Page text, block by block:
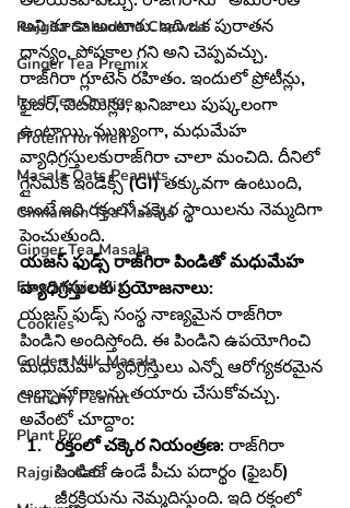
Rajgira Sabudana Chewda
Ginger Tea Premix
Iced Tea Orange
Protein for Men
Masala Oats Peanuts
Cinnamon Tea Masala
Ginger Tea Masala
Flax Magic Mix
Cookies
Golden Milk Masala
Crunchy Peanut
Plant Pro
Rajgira Aata
అని కూడా అంటారు. ఇది ఒక పురాతన
ధాన్యం. పోషకాల గని అని చెప్పవచ్చు.
రాజ్‌గిరా గ్లూటెన్ రహితం. ఇందులో ప్రోటీన్లు,
ఫైబర్, విటమిన్లు, ఖనిజాలు పుష్కలంగా
ఉంటాయి. ముఖ్యంగా, మధుమేహ
వ్యాధిగ్రస్తులకురాజ్‌గిరా చాలా మంచిది. దీనిలో
గ్లైసెమిక్ ఇండెక్స్ (GI) తక్కువగా ఉంటుంది,
అంటే ఇది రక్తంలో చక్కెర స్థాయిలను నెమ్మదిగా
పెంచుతుంది.
యజస్ ఫుడ్స్ రాజ్‌గిరా పిండితో మధుమేహ
వ్యాధిగ్రస్తులకు ప్రయోజనాలు:
యజస్ ఫుడ్స్ సంస్థ నాణ్యమైన రాజ్‌గిరా
పిండిని అందిస్తోంది. ఈ పిండిని ఉపయోగించి
మధుమేహ వ్యాధిగ్రస్తులు ఎన్నో ఆరోగ్యకరమైన
అల్పాహారాలను తయారు చేసుకోవచ్చు.
అవేంటో చూద్దాం:
రక్తంలో చక్కెర నియంత్రణ: రాజ్‌గిరా
పిండిలో ఉండే పీచు పదార్థం (ఫైబర్)
జీర్ణక్రియను నెమ్మదిస్తుంది. ఇది రక్తంలో